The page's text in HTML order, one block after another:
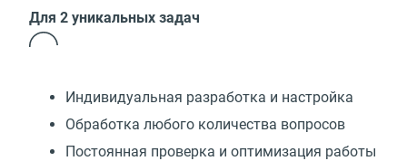
Для 2 уникальных задач
Индивидуальная разработка и настройка
Обработка любого количества вопросов
Постоянная проверка и оптимизация работы